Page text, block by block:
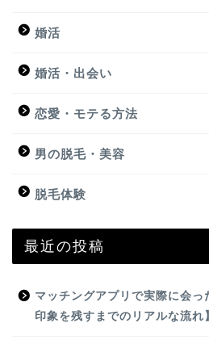
婚活
婚活・出会い
恋愛・モテる方法
男の脱毛・美容
脱毛体験
最近の投稿
マッチングアプリで実際に会っ
印象を残すまでのリアルな流れ